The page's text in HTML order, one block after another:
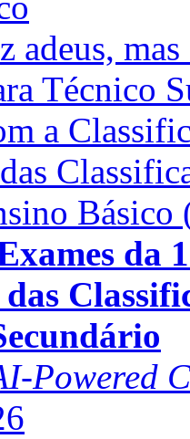
adeus,
Técnico
a
Básico
da
Powered